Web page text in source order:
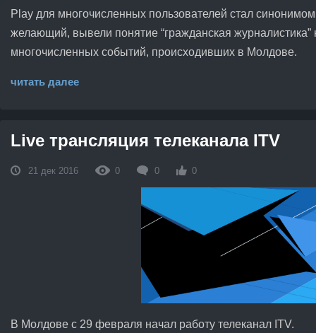
Play для многочисленных пользователей стал
желающий, вывели понятие “гражданская
многочисленных событий, происходивших в Молдове.
читать далее
Live трансляция телеканала ITV
21 дек 2016 0 0 0
В Молдове c 29 февраля начал работу телеканал ITV.